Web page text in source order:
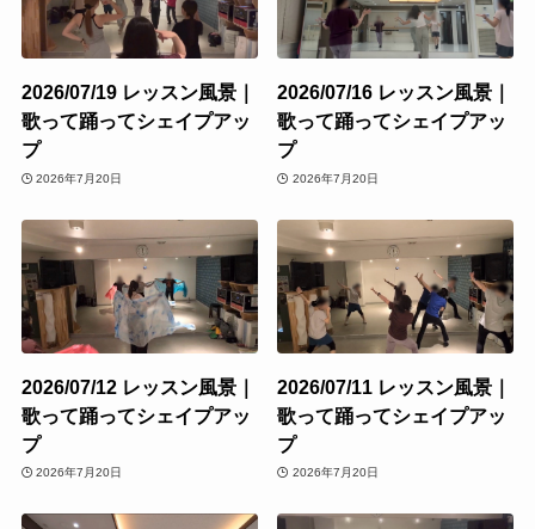
2026/07/19 レッスン風景｜
歌って踊ってシェイプアッ
プ
2026年7月20日
2026/07/16 レッスン風景｜
歌って踊ってシェイプアッ
プ
2026年7月20日
2026/07/12 レッスン風景｜
歌って踊ってシェイプアッ
プ
2026年7月20日
2026/07/11 レッスン風景｜
歌って踊ってシェイプアッ
プ
2026年7月20日